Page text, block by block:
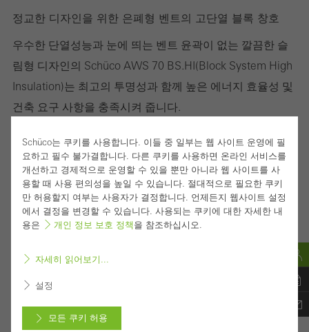
정교한 디자인을 위한 은폐형 벤트의 고단열 블록 창호
우수한 단열성능과 눈에 띄는 벤트 윤곽이 없는 깔끔한 슬
림형 디자인의 Schüco AWS 70 BS.HI(Block System High
Insulation)는 최고의 투명성과 함께 높은 에너지 효율성 및
건축 요구 사항을 충족시켜 줍니다.
Schüco AWS 모듈식 시스템으로서 기능, 에너지 효율성 및
디자인 측면에서 인상적인 기능을 제공합니다.
고차원적인 시스템 유연성으로 펀치드 윈도우, 수평 띠창
또는 Schüco 파사드 시스템의 삽입 유닛 및 Schüco "플로
충족시켜주는 매력적인 디자인 솔루션입니다.
개폐 방식에는 케이스먼트, 턴/틸트 벤트 및 틸트창과 같은
다양한 디자인이 포함되어 있습니다.
Schüco는 쿠키를 사용합니다. 이들 중 일부는 웹 사이트 운영에 필
요하고 필수 불가결합니다. 다른 쿠키를 사용하면 온라인 서비스를
개선하고 경제적으로 운영할 수 있을 뿐만 아니라 웹 사이트를 사
용할 때 사용 편의성을 높일 수 있습니다. 절대적으로 필요한 쿠키
만 허용할지 여부는 사용자가 결정합니다. 언제든지 웹사이트 설정
에서 결정을 변경할 수 있습니다. 사용되는 쿠키에 대한 자세한 내
용은
개인 정보 보호 정책 을 참조하십시오.
자세히 읽어보기...
설정
모든 쿠키 허용